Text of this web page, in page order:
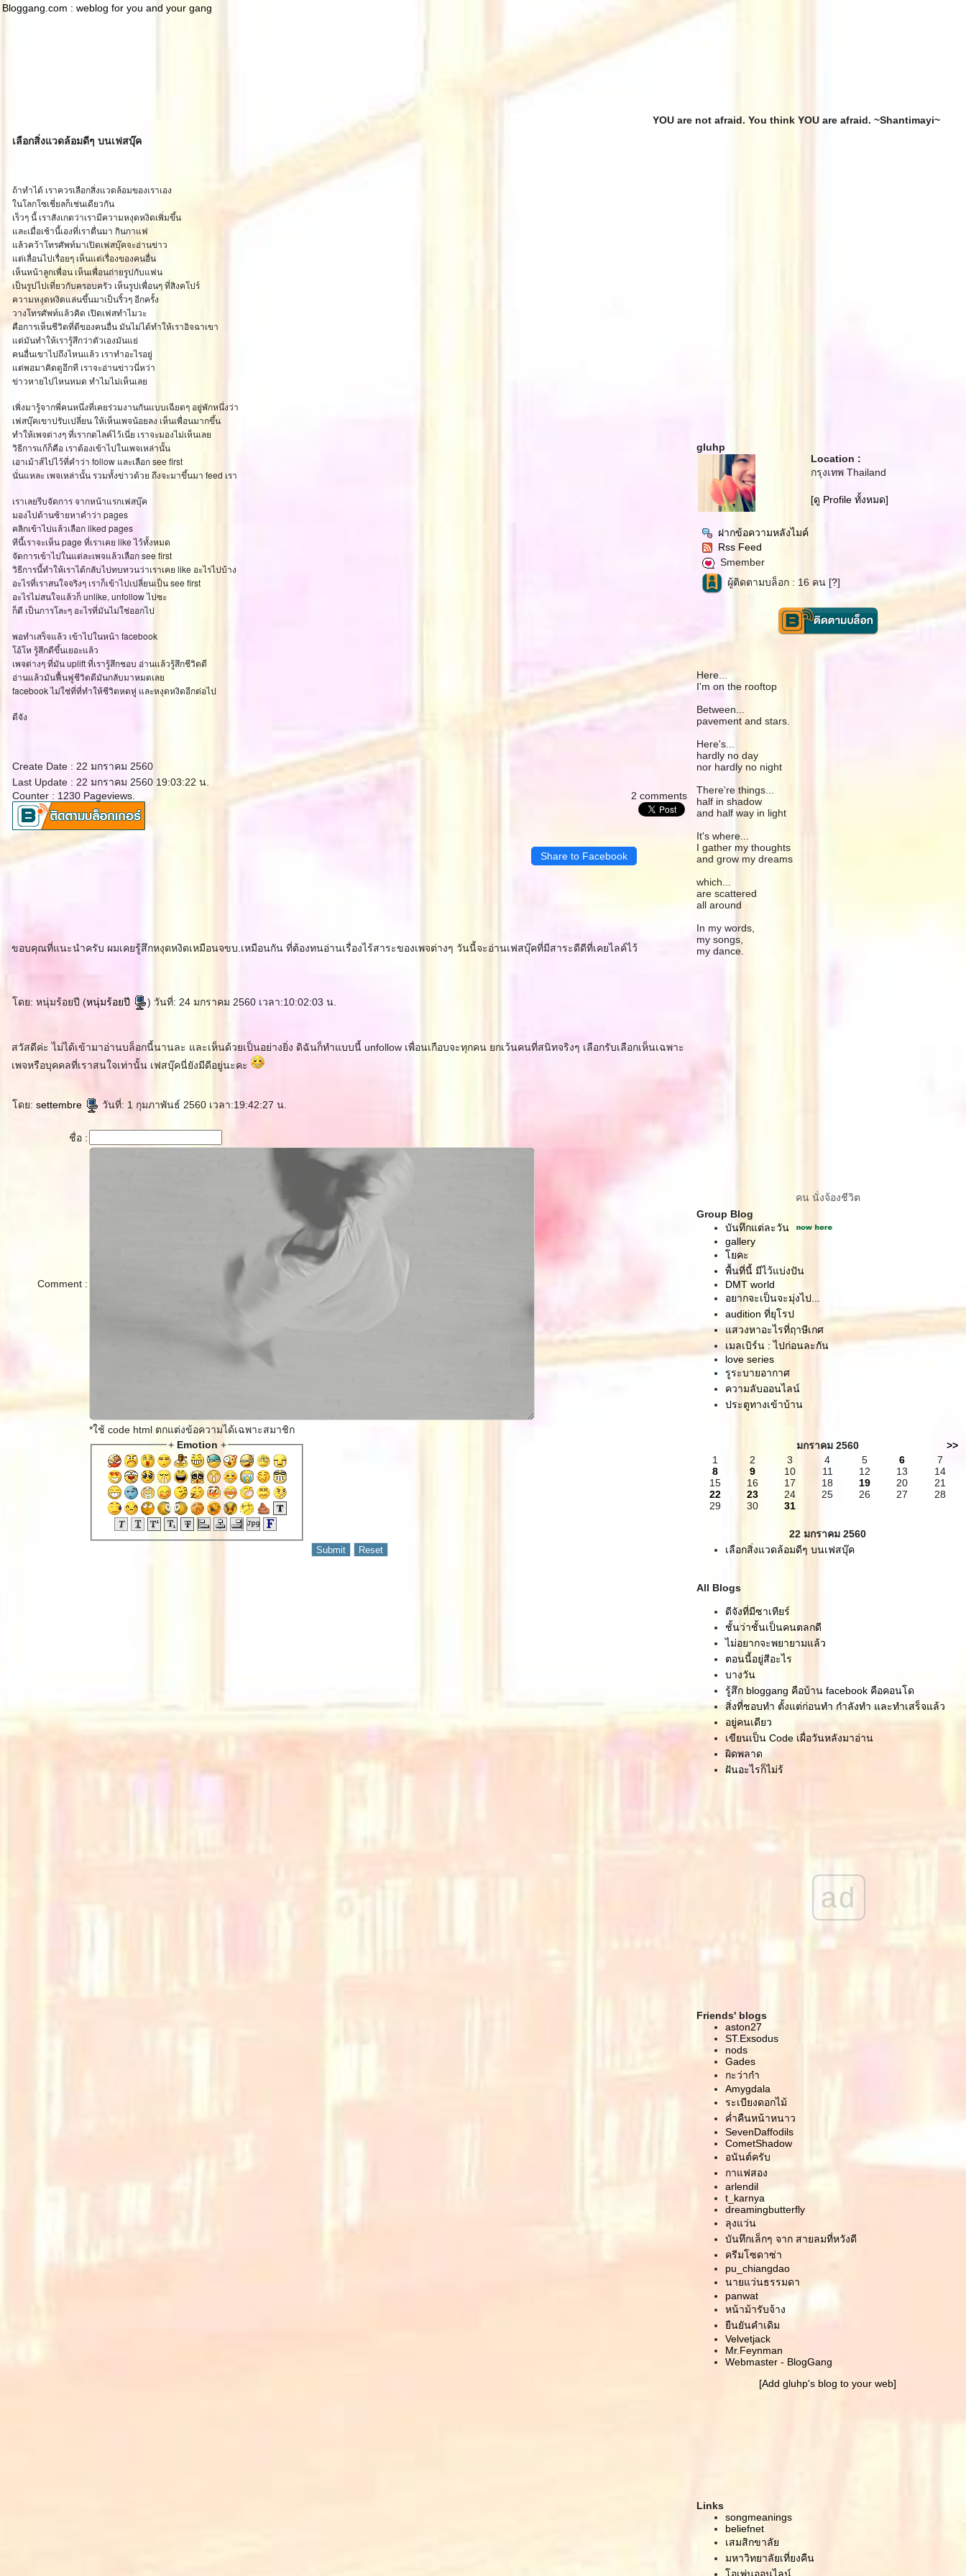
Bloggang.com : weblog for you and your gang
YOU are not afraid. You think YOU are afraid. ~Shantimayi~
เลือกสิ่งแวดล้อมดีๆ บนเฟสบุ๊ค
ถ้าทำได้ เราควรเลือกสิ่งแวดล้อมของเราเอง
นโลกโซเชี่ยลก็เช่นเดียวกัน
เร็วๆ นี้ เราสังเกตว่าเรามีความหงุดหงิดเพิ่มขึ้น
ละเมื่อเช้านี้เองที่เราตื่นมา กินกาแฟ
ล้วคว้าโทรศัพท์มาเปิดเฟสบุ๊คจะอ่านข่าว
ต่เลื่อนไปเรื่อยๆ เห็นแต่เรื่องของคนอื่น
เห็นหน้าลูกเพื่อน เห็นเพื่อนถ่ายรูปกับแฟน
เป็นรูปไปเที่ยวกับครอบครัว เห็นรูปเพื่อนๆ ที่สิงคโปร์
ความหงุดหงิดแล่นขึ้นมาเป็นริ้วๆ อีกครั้ง
วางโทรศัพท์แล้วคิด เปิดเฟสทำไมวะ
คือการเห็นชีวิตที่ดีของคนอื่น มันไม่ได้ทำให้เราอิจฉาเขา
ต่มันทำให้เรารู้สึกว่าตัวเองมันแย่
คนอื่นเขาไปถึงไหนแล้ว เราทำอะไรอยู่
ต่พอมาคิดดูอีกที เราจะอ่านข่าวนี่หว่า
ข่าวหายไปไหนหมด ทำไมไม่เห็นเล
เพิ่งมารู้จากพี่คนหนึ่งที่เคยร่วมงานกันแบบเฉียดๆ อยู่พักหนึ่งว่า
เฟสบุ๊คเขาปรับเปลี่ยน ให้เห็นเพจน้อยลง เห็นเพื่อนมากขึ้น
ทำให้เพจต่างๆ ที่เรากดไลค์ไว้เนี่ย เราจะมองไม่เห็นเล
วิธีการแก้ก็คือ เราต้องเข้าไปในเพจเหล่านั้น
เอาเม้าส์ไปไว้ที่คำว่า follow และเลือก see first
นั่นแหละ เพจเหล่านั้น รวมทั้งข่าวด้วย ถึงจะมาขึ้นมา feed เรา
เราเลยรีบจัดการ จากหน้าแรกเฟสบุ๊ค
มองไปด้านซ้ายหาคำว่า pages
คลิกเข้าไปแล้วเลือก liked pages
ทีนี้เราจะเห็น page ที่เราเคย like ไว้ทั้งหมด
จัดการเข้าไปในแต่ละเพจแล้วเลือก see first
วิธีการนี้ทำให้เราได้กลับไปทบทวนว่าเราเคย like อะไรไปบ้าง
อะไรที่เราสนใจจริงๆ เราก็เข้าไปเปลี่ยนเป็น see first
อะไรไม่สนใจแล้วก็ unlike, unfollow ไปซะ
ก็ดี เป็นการโละๆ อะไรที่มันไม่ใช่ออกไป
พอทำเสร็จแล้ว เข้าไปในหน้า facebook
อ้โห รู้สึกดีขึ้นเยอะแล้ว
เพจต่างๆ ที่มัน uplift ที่เรารู้สึกชอบ อ่านแล้วรู้สึกชีวิตดี
อ่านแล้วมันฟื้นฟูชีวิตดีมันกลับมาหมดเล
facebook ไม่ใช่ที่ที่ทำให้ชีวิตหดหู่ และหงุดหงิดอีกต่อไป
ดีจัง
Create Date : 22 มกราคม 2560
Last Update : 22 มกราคม 2560 19:03:22 น.
2 comments
Counter : 1230 Pageviews.
Share to Facebook
ขอบคุณที่แนะนำครับ ผมเคยรู้สึกหงุดหงิดเหมือนจขบ.เหมือนกัน ที่ต้องทนอ่านเรื่องไร้สาระของเพจต่างๆ วันนี้จะอ่านเฟสบุ๊คที่มีสาระดีดีที่เคยไลค์ไว้
ดย: หนุ่มร้อยปี (หนุ่มร้อยปี ) วันที่: 24 มกราคม 2560 เวลา:10:02:03 น.
สวัสดีค่ะ ไม่ได้เข้ามาอ่านบล็อกนี้นานละ และเห็นด้วยเป็นอย่างยิ่ง ดิฉันก็ทำแบบนี้ unfollow เพื่อนเกือบจะทุกคน ยกเว้นคนที่สนิทจริงๆ เลือกรับเลือกเห็นเฉพาะ
เพจหรือบุคคลที่เราสนใจเท่านั้น เฟสบุ๊คนี่ยังมีดีอยู่นะคะ
ดย: settembre วันที่: 1 กุมภาพันธ์ 2560 เวลา:19:42:27 น.
ชื่อ :
Comment :
*ใช้ code html ตกแต่งข้อความได้เฉพาะสมาชิก
+ Emotion +
gluhp
Location :
กรุงเทพ Thailand
[ดู Profile ทั้งหมด]
ฝากข้อความหลังไมค์
Rss Feed
Smember
ผู้ติดตามบล็อก : 16 คน [?]
Here...
I'm on the rooftop
Between...
pavement and stars.
Here's...
hardly no day
nor hardly no night
There're things...
half in shadow
and half way in light
It's where...
I gather my thoughts
and grow my dreams
which...
are scattered
all around
In my words,
my songs,
my dance.
คน นั่งจ้องชีวิต
Group Blog
บันทึกแต่ละวัน
gallery
คะ
พื้นที่นี้ มีไว้แบ่งปัน
DMT world
อยากจะเป็นจะมุ่งไป...
audition ที่ยุโรป
สวงหาอะไรที่ฤาษีเกศ
เมลเบิร์น : ไปก่อนละกัน
love series
รูระบายอากาศ
ความลับออนไลน์
ประตูทางเข้าบ้าน
มกราคม 2560
>>
1
2 3 4 5 6
7
8
9 10 11 12 13
14
15
16 17 18 19 20
21
22
23 24 25 26 27
28
29
30 31
22 มกราคม 2560
เลือกสิ่งแวดล้อมดีๆ บนเฟสบุ๊ค
All Blogs
ดีจังที่มีซาเทียร์
ชั้นว่าชั้นเป็นคนตลกดี
ไม่อยากจะพยายามแล้ว
ตอนนี้อยู่สีอะไร
บางวัน
รู้สึก bloggang คือบ้าน facebook คือคอนโด
สิ่งที่ชอบทำ ตั้งแต่ก่อนทำ กำลังทำ และทำเสร็จแล้ว
อยู่คนเดียว
เขียนเป็น Code เผื่อวันหลังมาอ่าน
ผิดพลาด
ฝันอะไรก็ไม่รู้
กำหนด
เลือกสิ่งแวดล้อมดีๆ บนเฟสบุ๊ค
เพลงเก่าๆ เรื่องเหงาเก่าๆ
เรื่องใหญ่ ของใครของมัน
The Negative Blog
บ้านคือที่ที่แก้ผ้าได้ คิดงั้นปะ
หนึ่งคืนกับหนึ่งวันที่ร้องไห้จนหยุดไม่ได้
ชีวิตไม่ใช่ของเรา
ศาสนิกผู้หวังดี
:(
เลี้ยว
หน้ายิ้มๆ
ตั้งหัวข้อไม่เป็นแล้ว ฮ่าๆๆๆ
บันทึกจากวันธรรมดาในสิงคโปร์
จำให้ได้ หมายให้รู้
บันทึกนึกตอนนี้
ล้างคอมจนได้เจออีกหนึ่งหมุดหมายของการเดินทาง
เมื่อสองปีก่อน
ดูเหมือนจะเป็นฝันดี .. โอม กัม กะนะปัตตะเย นะมาฮา
พักยก ขอบ่นแป๊บ
สวัสดีคนปลูกฝัน
หนังสั้น/หนังเต้น WITH NO THEATRE (unofficial mv
LINKIN PARK - Iridescent)
Maximilian Hecker
บันทีกหน้าใหม่
เขียน blog วันปีใหม่ ... เมื่อถึงเวลา
..คำสารภาพ.. ด้วยรักจากเพื่อน
ผนชีวิตคิด (เหมือนจะ) เล่นๆ
ad
Friends' blogs
aston27
ST.Exsodus
nods
Gades
กะว่าก๋า
Amygdala
ระเบียงดอกไม้
ค่ำคืนหน้าหนาว
SevenDaffodils
CometShadow
อนันต์ครับ
กาแฟสอง
arlendil
t_karnya
dreamingbutterfly
ลุงแว่น
บันทึกเล็กๆ จาก สายลมที่หวังดี
ครีมโซดาซ่า
pu_chiangdao
นายแว่นธรรมดา
panwat
หน้าม้ารับจ้าง
ืนยันคำเดิม
Velvetjack
Mr.Feynman
Webmaster - BlogGang
[Add gluhp's blog to your web]
Links
songmeanings
beliefnet
เสมสิกขาลั
มหาวิทยาลัยเที่ยงคืน